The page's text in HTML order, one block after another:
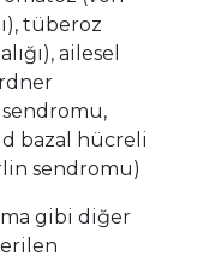
tüberoz
ailesel
bazal hücreli
sendromu)
gibi diğer